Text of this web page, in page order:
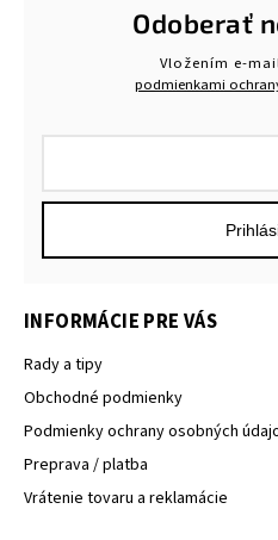
Odoberať
Vložením e-
podmienkami
INFORMÁCIE PRE VÁS
Rady a tipy
Obchodné podmienky
Podmienky ochrany osobných
Preprava / platba
Vrátenie tovaru a reklamácie